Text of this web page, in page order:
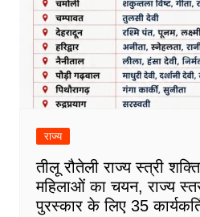
राज्य
तीलू रौतेली राज्य स्त्री
महिलाओं का चयन, राज्य
पुरस्कार के लिए 35